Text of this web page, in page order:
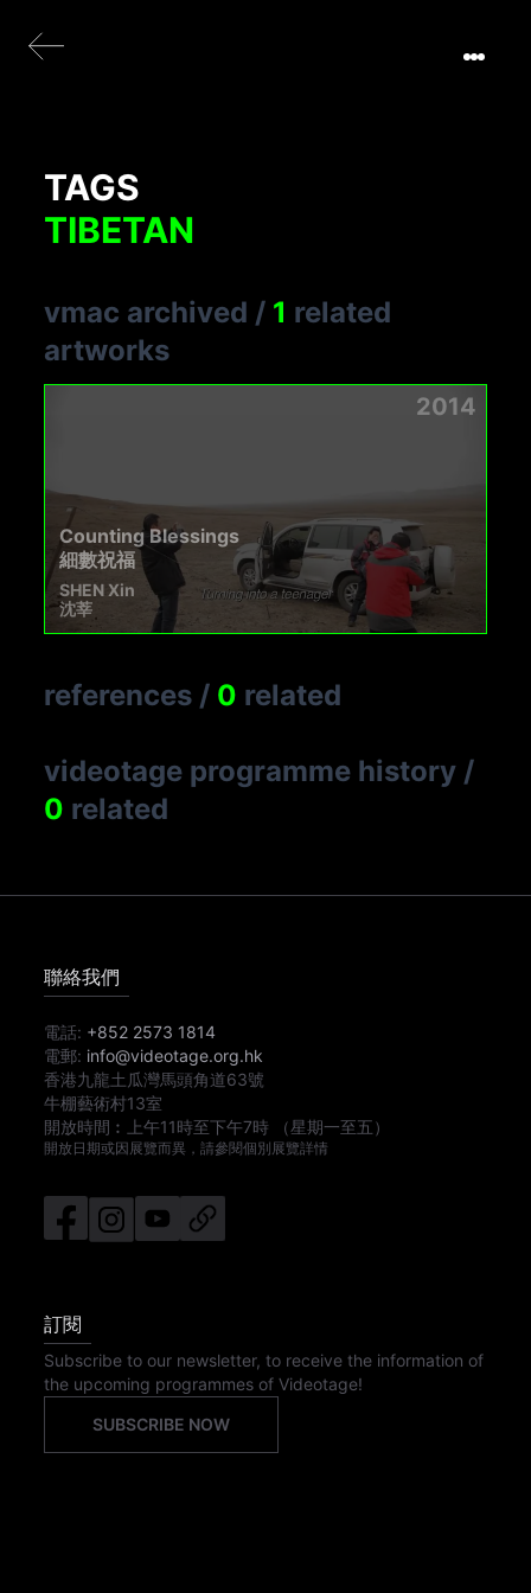
TAGS
TIBETAN
vmac archived / 1 related
artworks
2014
Counting Blessings
細數祝福
SHEN Xin
沈莘
references / 0 related
videotage programme history /
0 related
聯絡我們
電話: +852 2573 1814
電郵: info@videotage.org.hk
香港九龍土瓜灣馬頭角道63號
牛棚藝術村13室
開放時間︰
上午11時至下午7時 （星期一至五）
開放日期或因展覽而異，請參閱個別展覽詳情
訂閱
Subscribe to our newsletter, to receive the information of
the upcoming programmes of Videotage!
SUBSCRIBE NOW